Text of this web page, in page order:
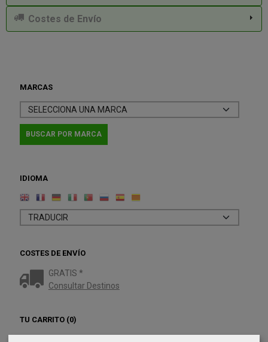
MARCAS
IDIOMA
COSTES DE ENVÍO
GRATIS *
Consultar Destinos
TU CARRITO (0)
Costes de Envío